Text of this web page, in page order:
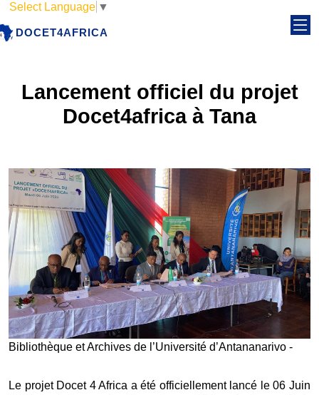
Select Language ▼
DOCET4AFRICA
Lancement officiel du projet
Docet4africa à Tana
Bibliothèque et Archives de l’Université d’Antananarivo -
Le projet Docet 4 Africa a été officiellement lancé le 06 Juin